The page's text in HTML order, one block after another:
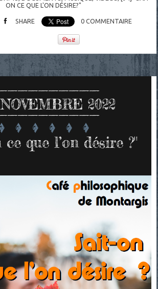
ON CE QUE L'ON DÉSIRE?"
SHARE 0 COMMENTAIRE
NOVEMBRE 2022
que l’on désire ?"